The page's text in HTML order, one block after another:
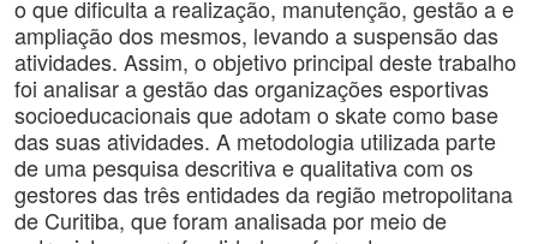
o que dificulta a realização, manutenção, gestão a e
ampliação dos mesmos, levando a suspensão das
atividades. Assim, o objetivo principal deste trabalho
foi analisar a gestão das organizações esportivas
socioeducacionais que adotam o skate como base
das suas atividades. A metodologia utilizada parte
de uma pesquisa descritiva e qualitativa com os
gestores das três entidades da região metropolitana
de Curitiba, que foram analisada por meio de